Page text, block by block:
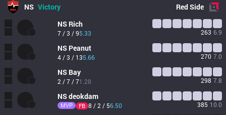
NS Victory RedSide
NS Rich
7 / 3 / 95.33 263 6.9
NS Peanut
4 / 3 / 135.66 270 7.0
NS Bay
2 / 7 / 71.28 298 7.8
NSdeokdam
MVP FB 8 / 2 / 56.50 385 10.0